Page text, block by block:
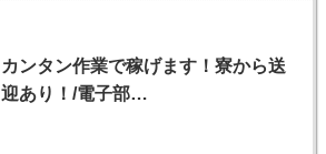
カンタン作業で稼げます！寮から送
迎あり！/電子部…